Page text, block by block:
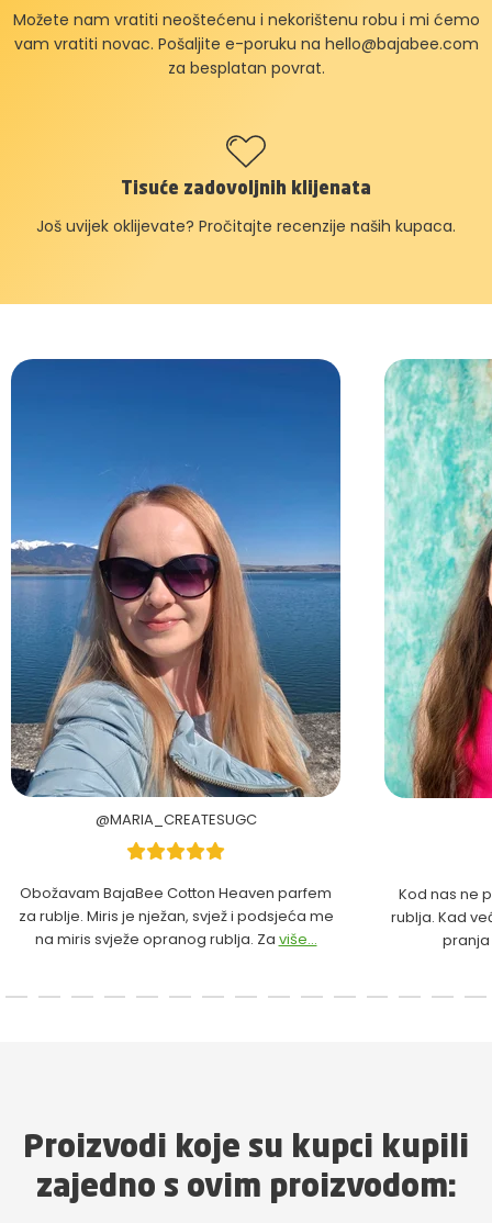
Možete nam vratiti neoštećenu i nekorištenu robu i mi ćemo
vam vratiti novac. Pošaljite e-poruku na hello@bajabee.com
za besplatan povrat.
Tisuće zadovoljnih klijenata
Još uvijek oklijevate? Pročitajte recenzije naših kupaca.
@MARIA_CREATESUGC
Obožavam BajaBee Cotton Heaven parfem
za rublje. Miris je nježan, svjež i podsjeća me
na miris svježe opranog rublja. Za više...
Kod nas ne
rublja. Kad
Proizvodi koje su kupci kupili
zajedno s ovim proizvodom: